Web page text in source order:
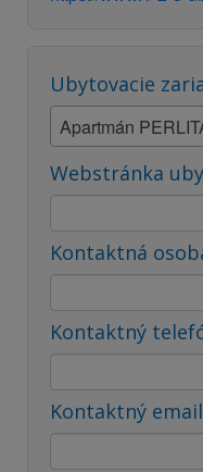
Ubytovacie
Webstránka
Kontaktná
Kontaktný
Kontaktný